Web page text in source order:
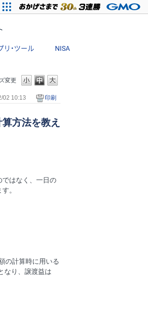
リ・ツール NISA
変更
02 10:13 印刷
方法を教え
ではなく、一日の
。
の計算時に用いる
なり、譲渡益は